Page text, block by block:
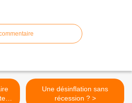
t-
Une désinflation sans
récession ? >